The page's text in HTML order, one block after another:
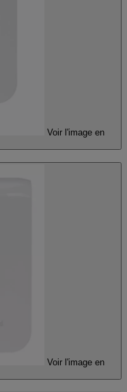
Voir l'image en
Voir l'image en